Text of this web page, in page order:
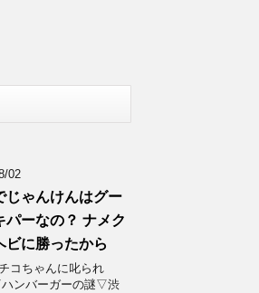
02
じゃんけんはグー
パーなの？ ナメク
ビに勝ったから
コちゃんに叱られ
ンバーガーの謎▽渋